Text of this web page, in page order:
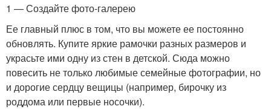
1 — Создайте фото-галерею
Ее главный плюс в том, что вы можете ее постоянно
обновлять. Купите яркие рамочки разных размеров и
украсьте ими одну из стен в детской. Сюда можно
повесить не только любимые семейные фотографии, но
и дорогие сердцу вещицы (например, бирочку из
роддома или первые носочки).